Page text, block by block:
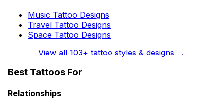
Music Tattoo Designs
Travel Tattoo Designs
Space Tattoo Designs
View all 103+ tattoo styles & designs →
Best Tattoos For
Relationships